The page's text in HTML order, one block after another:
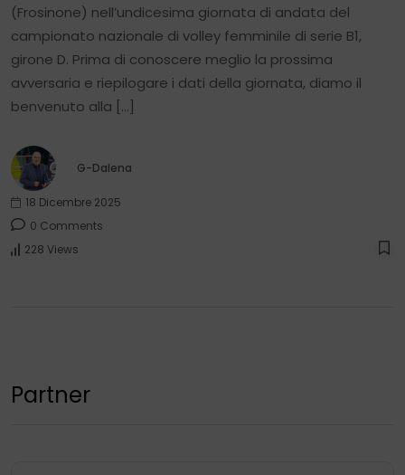
(Frosinone) nell’undicesima giornata di andata del
campionato nazionale di volley femminile di serie B1,
girone D. Prima di conoscere meglio la prossima
avversaria e riepilogare i dati della giornata, diamo il
benvenuto alla […]
G-Dalena
18 Dicembre 2025
0 Comments
228 Views
Partner